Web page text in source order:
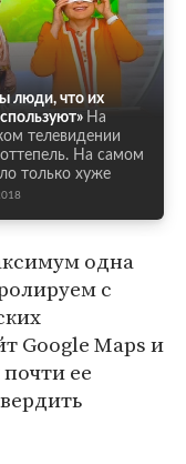
люди, что их
На
телевидении
На самом
только хуже
одна
с
Google Maps и
ее